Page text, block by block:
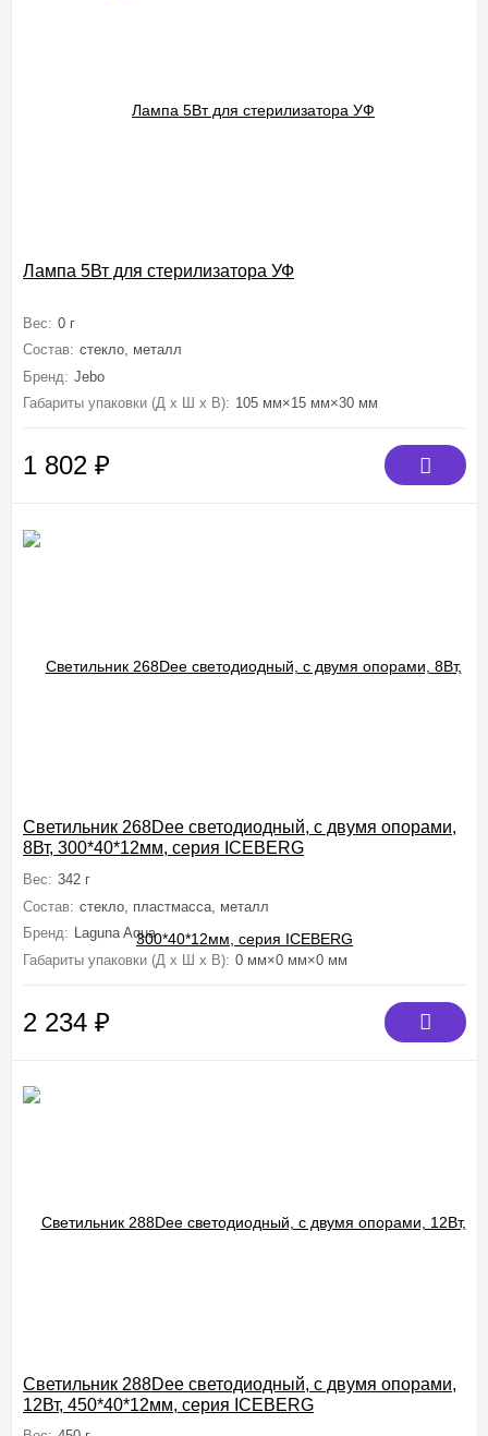
Лампа 5Вт для стерилизатора УФ
Вес: 0 г
Состав: стекло, металл
Бренд: Jebo
Габариты упаковки (Д х Ш х В): 105 мм×15 мм×30 мм
1 802 ₽
Светильник 268Dee светодиодный, с двумя опорами,
8Вт, 300*40*12мм, серия ICEBERG
Вес: 342 г
Состав: стекло, пластмасса, металл
Бренд: Laguna Aqua
Габариты упаковки (Д х Ш х В): 0 мм×0 мм×0 мм
2 234 ₽
Светильник 288Dee светодиодный, с двумя опорами,
12Вт, 450*40*12мм, серия ICEBERG